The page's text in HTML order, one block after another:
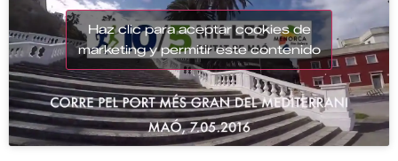
Haz clic para aceptar cookies de
marketing y permitir este contenido